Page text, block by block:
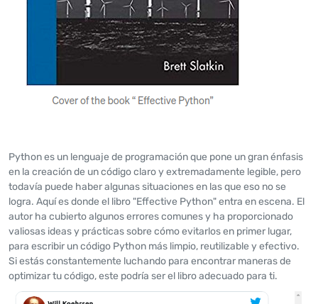
Python es un lenguaje de programación que pone un gran énfasis
en la creación de un código claro y extremadamente legible, pero
todavía puede haber algunas situaciones en las que eso no se
logra. Aquí es donde el libro "Effective Python" entra en escena. El
autor ha cubierto algunos errores comunes y ha proporcionado
valiosas ideas y prácticas sobre cómo evitarlos en primer lugar,
para escribir un código Python más limpio, reutilizable y efectivo.
Si estás constantemente luchando para encontrar maneras de
optimizar tu código, este podría ser el libro adecuado para ti.